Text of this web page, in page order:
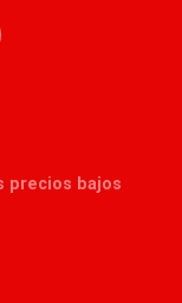
precios bajos